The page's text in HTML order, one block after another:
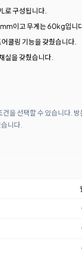
로 구성됩니다.
이고 무게는 60kg입니
쿨링 기능을 갖췄습니다.
실을 갖췄습니다.
을 선택할 수 있습니다.
니다.